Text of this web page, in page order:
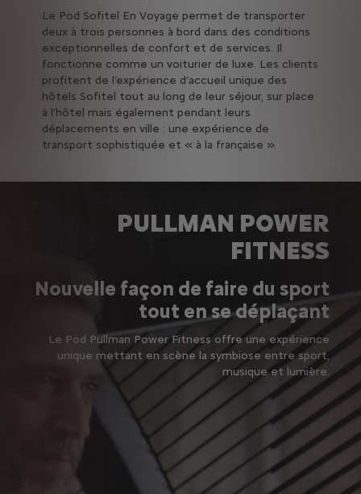
Le Pod Sofitel En Voyage permet de transporter
deux à trois personnes à bord dans des conditions
exceptionnelles de confort et de services. Il
fonctionne comme un voiturier de luxe. Les clients
profitent de l’expérience d’accueil unique des
hôtels Sofitel tout au long de leur séjour, sur place
à l’hôtel mais également pendant leurs
déplacements en ville : une expérience de
transport sophistiquée et « à la française ».
PULLMAN POWER
FITNESS
Nouvelle façon de faire du sport
tout en se déplaçant
Le Pod Pullman Power Fitness offre une expérience
unique mettant en scène la symbiose entre sport,
musique et lumière.